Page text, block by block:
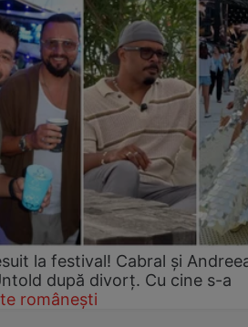
la festival! Cabral și
după divorț. Cu cine s-a
românești